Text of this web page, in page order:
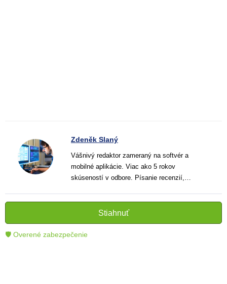
Zdeněk Slaný
Vášnivý redaktor zameraný na softvér a
mobilné aplikácie. Viac ako 5 rokov
skúseností v odbore. Písanie recenzií,
informatívnych textov, ktoré pomáhajú
čitateľom lepšie porozumieť a využiť moderné
technológie.
Stiahnuť
🛡 Overené zabezpečenie